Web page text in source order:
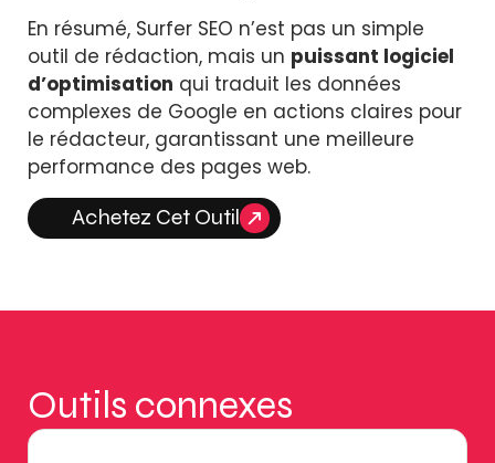
En résumé, Surfer SEO n’est pas un simple
outil de rédaction, mais un puissant logiciel
d’optimisation qui traduit les données
complexes de Google en actions claires pour
le rédacteur, garantissant une meilleure
performance des pages web.
Achetez Cet Outil
Outils connexes